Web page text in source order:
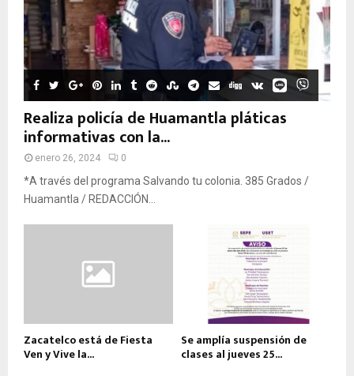
Realiza policía de Huamantla pláticas
informativas con la...
enero 26, 2024 0
*A través del programa Salvando tu colonia. 385 Grados /
Huamantla / REDACCIÓN...
Zacatelco está de Fiesta
Ven y Vive la...
Se amplía suspensión de
clases al jueves 25...